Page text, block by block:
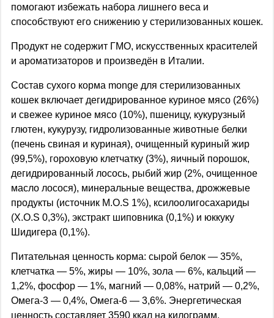
помогают избежать набора лишнего веса и
способствуют его снижению у стерилизованных кошек.
Продукт не содержит ГМО, искусственных красителей
и ароматизаторов и произведён в Италии.
Состав сухого корма monge для стерилизованных
кошек включает дегидрированное куриное мясо (26%)
и свежее куриное мясо (10%), пшеницу, кукурузный
глютен, кукурузу, гидролизованные животные белки
(печень свиная и куриная), очищенный куриный жир
(99,5%), гороховую клетчатку (3%), яичный порошок,
дегидрированный лосось, рыбий жир (2%, очищенное
масло лосося), минеральные вещества, дрожжевые
продукты (источник M.O.S 1%), ксилоолигосахариды
(X.O.S 0,3%), экстракт шиповника (0,1%) и юккуку
Шидигера (0,1%).
Питательная ценность корма: сырой белок — 35%,
клетчатка — 5%, жиры — 10%, зола — 6%, кальций —
1,2%, фосфор — 1%, магний — 0,08%, натрий — 0,2%,
Омега-3 — 0,4%, Омега-6 — 3,6%. Энергетическая
ценность составляет 3590 ккал на килограмм.